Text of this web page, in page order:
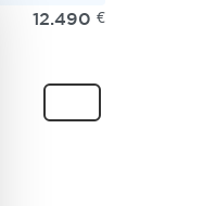
12.490 €